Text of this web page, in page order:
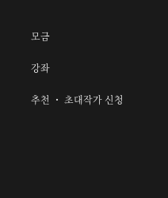
모금
강좌
추천 ・ 초대작가 신청